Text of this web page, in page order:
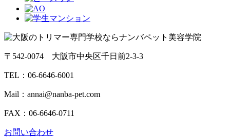
〒542-0074 大阪市中央区千日前2-3-3
TEL： 06-6646-6001
Mail：annai@nanba-pet.com
FAX：06-6646-0711
お問い合わせ